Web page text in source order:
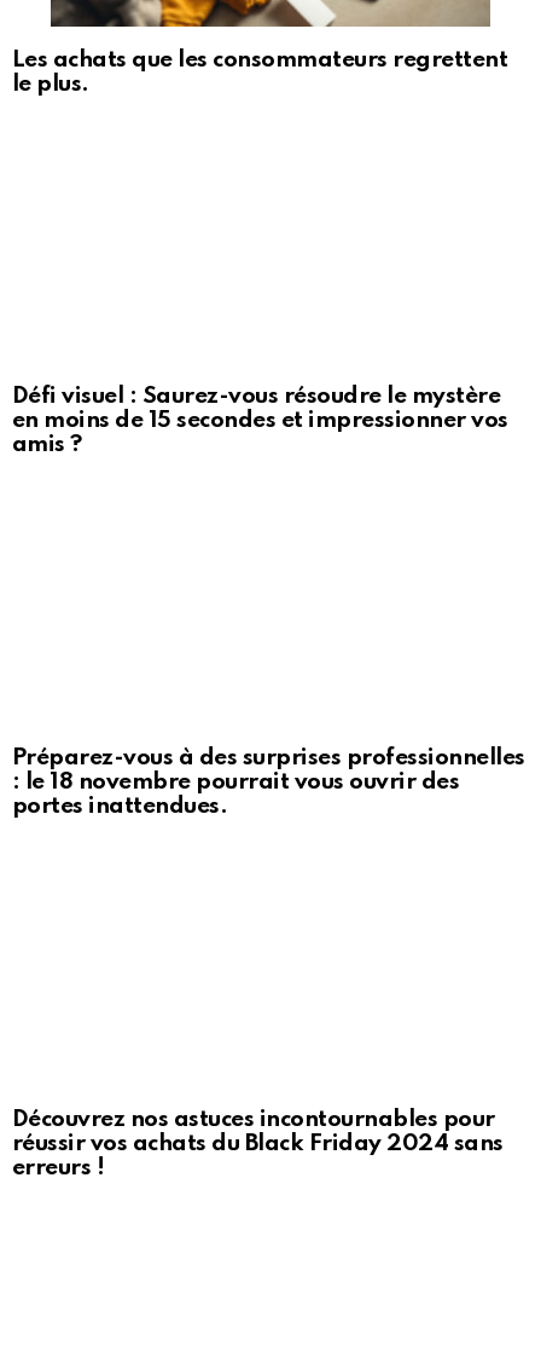
Les achats que les consommateurs regrettent
le plus.
Défi visuel : Saurez-vous résoudre le mystère
en moins de 15 secondes et impressionner vos
amis ?
Préparez-vous à des surprises professionnelles
: le 18 novembre pourrait vous ouvrir des
portes inattendues.
Découvrez nos astuces incontournables pour
réussir vos achats du Black Friday 2024 sans
erreurs !